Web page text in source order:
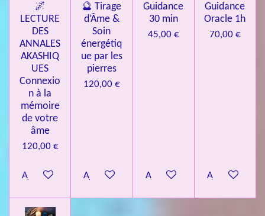
🌌
LECTURE
DES
ANNALES
AKASHIQ
UES
Connexio
n à la
mémoire
de votre
âme
120,00 €
Ajouter au panier
🔮 Tirage
d’Âme &
Soin
énergétiq
ue par les
pierres
120,00 €
Ajouter au panier
Guidance
30 min
45,00 €
Ajouter au panier
Guidance
Oracle 1h
70,00 €
Ajouter au